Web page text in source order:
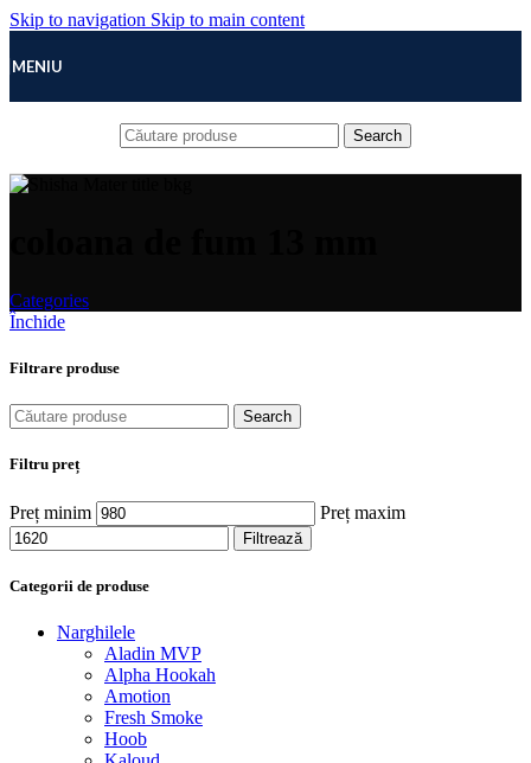
Skip to navigation Skip to main content
MENIU
Search
Categories
Închide
Filtrare produse
Search
Filtru preț
Preț minim Preț maxim
Filtrează
Categorii de produse
Narghilele
Aladin MVP
Alpha Hookah
Amotion
Fresh Smoke
Hoob